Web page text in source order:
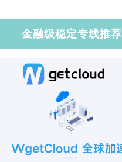
金融级稳定专线推荐